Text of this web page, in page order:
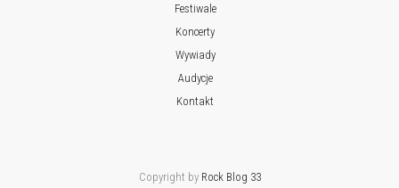
Festiwale
Koncerty
Wywiady
Audycje
Kontakt
Copyright by Rock Blog 33